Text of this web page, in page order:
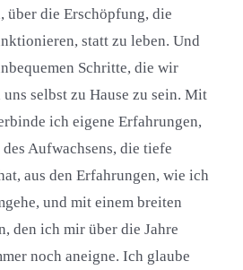
über die Erschöpfung, die
statt zu leben. Und
Schritte, die wir
selbst zu Hause zu sein. Mit
ich eigene Erfahrungen,
Aufwachsens, die tiefe
aus den Erfahrungen, wie ich
und mit einem breiten
den ich mir über die Jahre
noch aneigne. Ich glaube